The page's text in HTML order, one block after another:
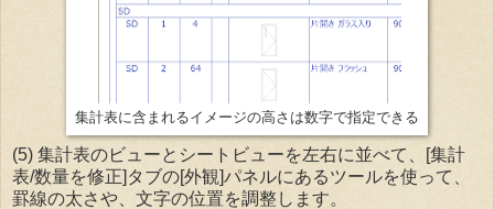
集計表に含まれるイメージの高さは数字で指定できる
(5) 集計表のビューとシートビューを左右に並べて、[集計
表/数量を修正]タブの[外観]パネルにあるツールを使って、
罫線の太さや、文字の位置を調整します。